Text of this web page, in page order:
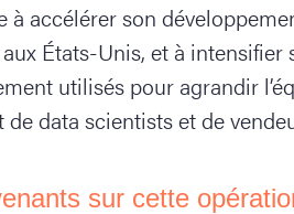
à accélérer son
États-Unis, et à intensifier
utilisés pour agrandir
data scientists et de
sur cette